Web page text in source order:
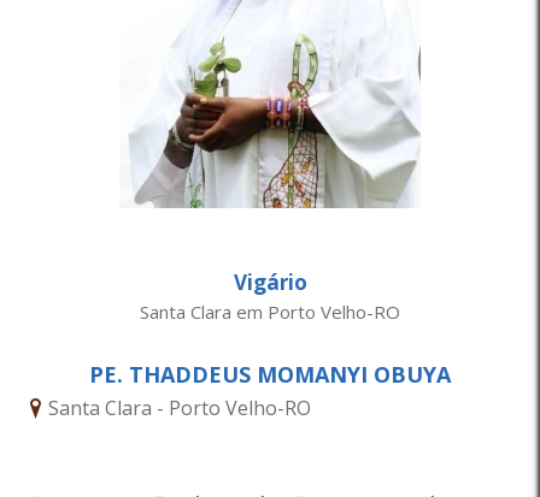
Vigário
Santa Clara em Porto Velho-RO
PE. THADDEUS MOMANYI OBUYA
Santa Clara - Porto Velho-RO